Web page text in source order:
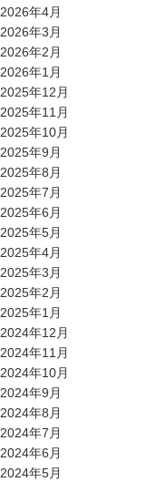
2026年4月
2026年3月
2026年2月
2026年1月
2025年12月
2025年11月
2025年10月
2025年9月
2025年8月
2025年7月
2025年6月
2025年5月
2025年4月
2025年3月
2025年2月
2025年1月
2024年12月
2024年11月
2024年10月
2024年9月
2024年8月
2024年7月
2024年6月
2024年5月